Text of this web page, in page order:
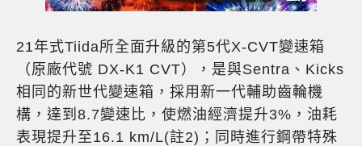
21年式Tiida所全面升級的第5代X-CVT變速箱
（原廠代號 DX-K1 CVT），是與Sentra、Kicks
相同的新世代變速箱，採用新一代輔助齒輪機
構，達到8.7變速比，使燃油經濟提升3%，油耗
表現提升至16.1 km/L(註2)；同時進行鋼帶特殊